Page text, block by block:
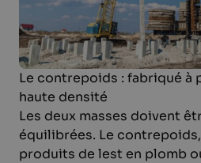
Le contrepoids : fabriqué à
haute densité
Les deux masses doivent
équilibrées. Le
produits de lest en plomb